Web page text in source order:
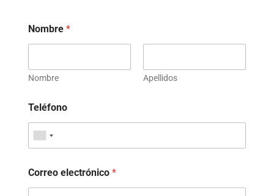
Nombre *
Nombre Apellidos
Teléfono
Correo electrónico *